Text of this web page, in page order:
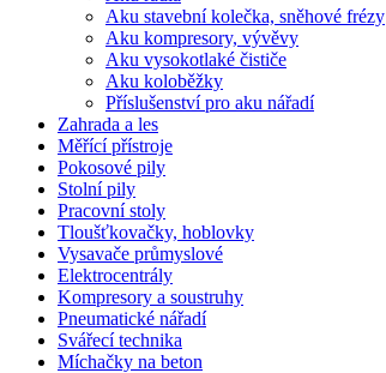
Aku stavební kolečka, sněhové frézy
Aku kompresory, vývěvy
Aku vysokotlaké čističe
Aku koloběžky
Příslušenství pro aku nářadí
Zahrada a les
Měřící přístroje
Pokosové pily
Stolní pily
Pracovní stoly
Tloušťkovačky, hoblovky
Vysavače průmyslové
Elektrocentrály
Kompresory a soustruhy
Pneumatické nářadí
Svářecí technika
Míchačky na beton